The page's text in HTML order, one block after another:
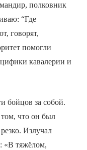
полковник
“Где
говорят,
помогли
кавалерии и
бойцов за собой.
что он был
Излучал
«В тяжёлом,